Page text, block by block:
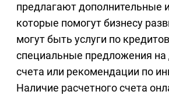
предлагают дополнительные
которые помогут бизнесу
могут быть услуги по
специальные предложения на
счета или рекомендации по
Наличие расчетного счета